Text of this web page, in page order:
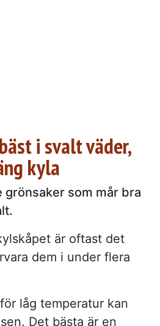
i svalt väder,
kyla
grönsaker som mår bra
är oftast det
dem i under flera
låg temperatur kan
Det bästa är en